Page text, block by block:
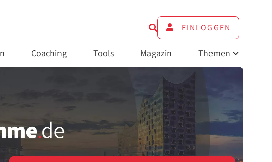
EINLOGGEN
Coaching Tools Magazin Themen